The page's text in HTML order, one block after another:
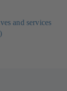
and services